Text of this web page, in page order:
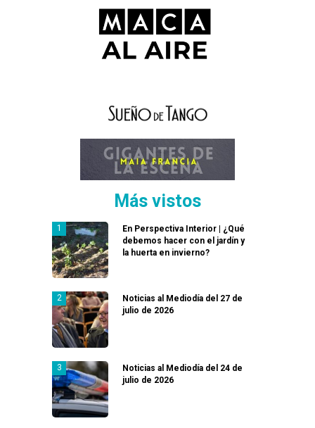
Más vistos
En Perspectiva Interior | ¿Qué
debemos hacer con el jardín y
la huerta en invierno?
Noticias al Mediodía del 27 de
julio de 2026
Noticias al Mediodía del 24 de
julio de 2026